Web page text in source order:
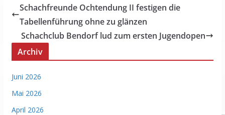
Schachfreunde Ochtendung II festigen die
Tabellenführung ohne zu glänzen
Schachclub Bendorf lud zum ersten Jugendopen
Archiv
Juni 2026
Mai 2026
April 2026